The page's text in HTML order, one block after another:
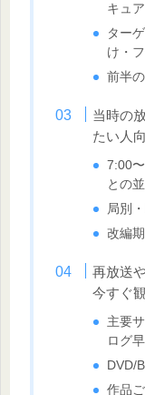
キュ
ター
け・
前半
当時の
たい人
7:00
との並
局別
改編
再放送
今すぐ
主要
ログ早
DVD/
作品